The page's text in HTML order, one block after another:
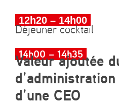
12h20 – 14h00
Déjeuner cocktail
14h00 – 14h35
Valeur ajoutée
d’une CEO